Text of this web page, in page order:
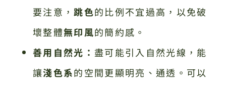
要注意，跳色的比例不宜過高，以免破
壞整體無印風的簡約感。
善用自然光：盡可能引入自然光線，能
讓淺色系的空間更顯明亮、通透。可以